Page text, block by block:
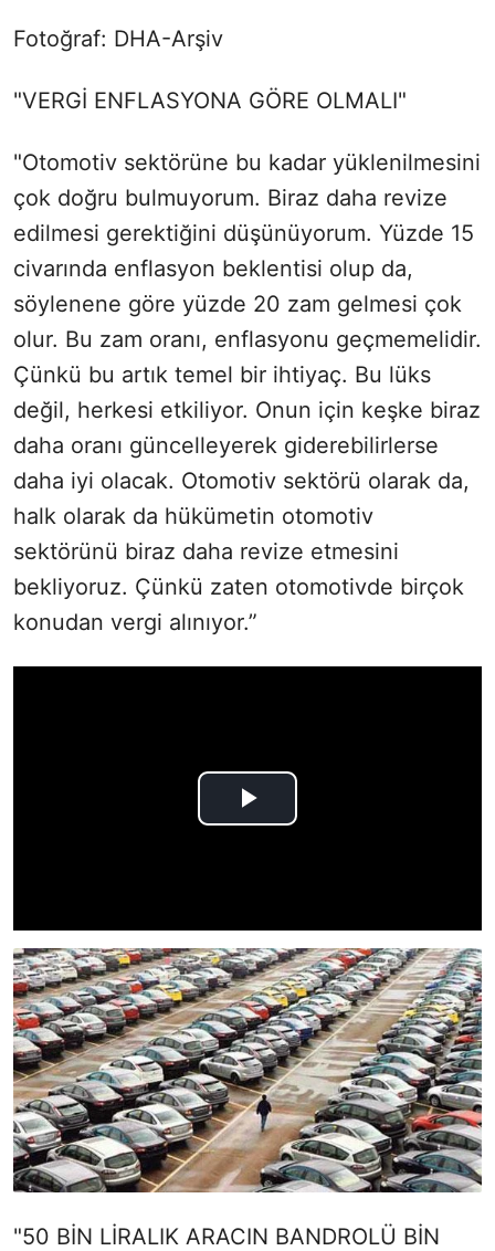
Fotoğraf: DHA-Arşiv
"VERGİ ENFLASYONA GÖRE OLMALI"
"Otomotiv sektörüne bu kadar yüklenilmesini
çok doğru bulmuyorum. Biraz daha revize
edilmesi gerektiğini düşünüyorum. Yüzde 15
civarında enflasyon beklentisi olup da,
söylenene göre yüzde 20 zam gelmesi çok
olur. Bu zam oranı, enflasyonu geçmemelidir.
Çünkü bu artık temel bir ihtiyaç. Bu lüks
değil, herkesi etkiliyor. Onun için keşke biraz
daha oranı güncelleyerek giderebilirlerse
daha iyi olacak. Otomotiv sektörü olarak da,
halk olarak da hükümetin otomotiv
sektörünü biraz daha revize etmesini
bekliyoruz. Çünkü zaten otomotivde birçok
konudan vergi alınıyor.”
"50 BİN LİRALIK ARACIN BANDROLÜ BİN